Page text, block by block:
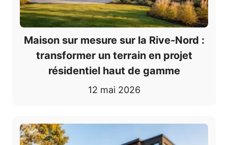
Maison sur mesure sur la Rive-Nord :
transformer un terrain en projet
résidentiel haut de gamme
12 mai 2026